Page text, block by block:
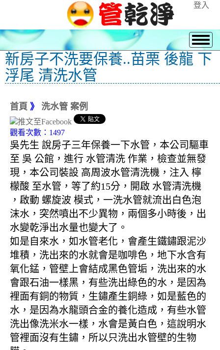
登入
新房子不洗要保養..苗栗 後龍 下
浮尾 清洗水管
首頁 》 洗水管 案例
觀看次數：1497
吳先生 說房子三年保養一下水管，本公司驅車
至 吳 公館，進行 水管清洗 作業，檢查並無發
現，本公司裝設 高周波水管清洗機，注入 檸
檬酸 至水管，等了約15分，開啟 水管清洗機
，啟動 螺旋波 模式，一洗水管就流出白色泡
沫水，突然噴出不少異物，兩個多小時後，出
水變乾淨出水量也變大了。
如是自來水，如水管老化，會產生鐵鏽跟泥沙
堆積，洗出來的水就會是咖啡色，地下水含有
氧化錳，管壁上會結成黑色管垢，洗出來的水
會跟石油一樣黑，有些洗出綠色的水，是因為
裡面有銅的物質，生鏽產生銅綠，如是藍色的
水，是因為水龍頭合金的養化造成，有些水管
洗出像洗米水一樣，水會是黃白色，這說明水
管裡面沒有生鏽，所以只洗出水管壁的生物